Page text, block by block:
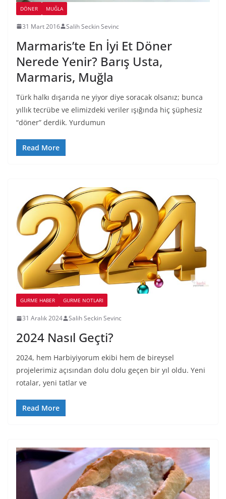
DÖNER MUĞLA
31 Mart 2016 Salih Seckin Sevinc
Marmaris’te En İyi Et Döner
Nerede Yenir? Barış Usta,
Marmaris, Muğla
Türk halkı dışarıda ne yiyor diye soracak olsanız; bunca
yıllık tecrübe ve elimizdeki veriler ışığında hiç şüphesiz
“döner” derdik. Yurdumun
Read More
GURME HABER GURME NOTLARI
31 Aralık 2024 Salih Seckin Sevinc
2024 Nasıl Geçti?
2024, hem Harbiyiyorum ekibi hem de bireysel
projelerimiz açısından dolu dolu geçen bir yıl oldu. Yeni
rotalar, yeni tatlar ve
Read More